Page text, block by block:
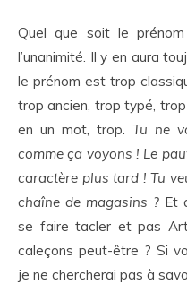
Quel que soit le
l’unanimité. Il y en aura
le prénom est trop
trop ancien, trop typé,
en un mot, trop. Tu ne
comme ça voyons ! Le
caractère plus tard ! Tu
chaîne de magasins ? Et
se faire tacler et pas
caleçons peut-être ? Si
je ne chercherai pas à